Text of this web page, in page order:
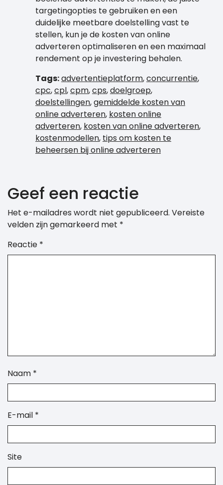
targetingopties te gebruiken en een
duidelijke meetbare doelstelling vast te
stellen, kun je de kosten van online
adverteren optimaliseren en een maximaal
rendement op je investering behalen.
Tags:advertentieplatform,concurrentie,
cpc,cpl,cpm,cps,doelgroep,
doelstellingen,gemiddelde kosten van
online adverteren, kosten online
adverteren, kosten van online adverteren,
kostenmodellen, tips om kosten te
beheersen bij online adverteren
Geef een reactie
Het e-mailadres wordt niet gepubliceerd. Vereiste
velden zijn gemarkeerd met *
Reactie *
Naam *
E-mail *
Site